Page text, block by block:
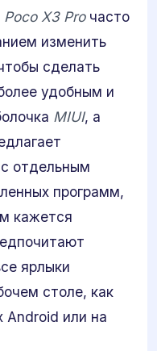
Poco X3 Proчасто
изменить
сделать
удобным и
MIUI, а
отдельным
программ,
кажется
ярлыки
столе, как
Android или на